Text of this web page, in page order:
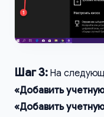
Шаг 3: На
«Добавить
«Добавить